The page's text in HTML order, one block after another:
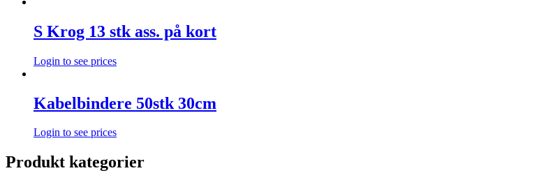
S Krog 13 stk ass. på kort
Login to see prices
Kabelbindere 50stk 30cm
Login to see prices
Produkt kategorier